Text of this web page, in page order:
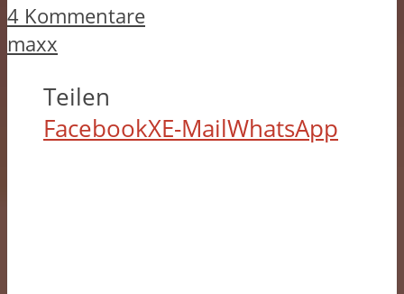
4 Kommentare
maxx
Teilen
FacebookXE-MailWhatsApp